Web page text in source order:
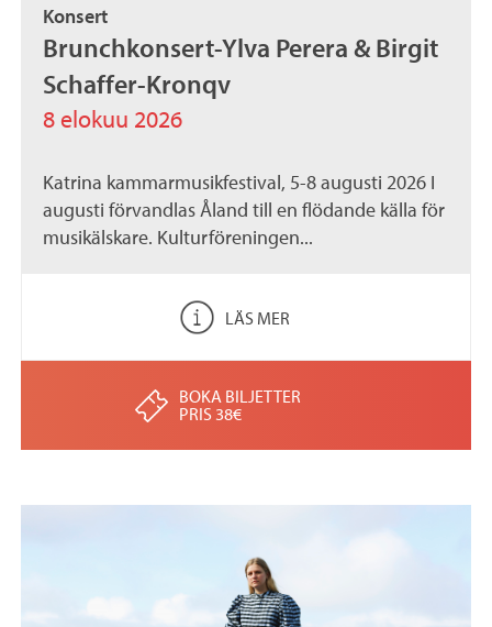
Konsert
Brunchkonsert-Ylva Perera & Birgit
Schaffer-Kronqv
8 elokuu 2026
Katrina kammarmusikfestival, 5-8 augusti 2026 I
augusti förvandlas Åland till en flödande källa för
musikälskare. Kulturföreningen...
LÄS MER
BOKA BILJETTER
PRIS 38€